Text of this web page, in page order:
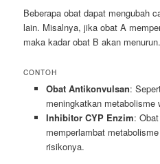
Beberapa obat dapat mengubah
lain. Misalnya, jika obat A
maka kadar obat B akan menurun.
CONTOH
Obat Antikonvulsan:
meningkatkan metabolisme
Inhibitor CYP Enzim:
memperlambat
risikonya.